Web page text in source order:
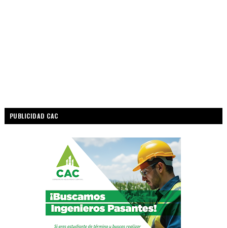
PUBLICIDAD CAC